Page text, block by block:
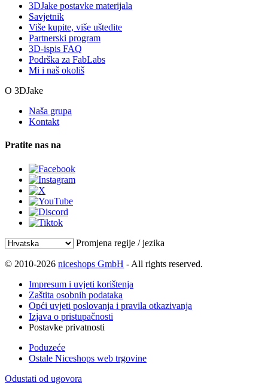
3DJake postavke materijala
Savjetnik
Više kupite, više uštedite
Partnerski program
3D-ispis FAQ
Podrška za FabLabs
Mi i naš okoliš
O 3DJake
Naša grupa
Kontakt
Pratite nas na
Promjena regije / jezika
© 2010-2026 niceshops GmbH - All rights reserved.
Impresum i uvjeti korištenja
Zaštita osobnih podataka
Opći uvjeti poslovanja i pravila otkazivanja
Izjava o pristupačnosti
Postavke privatnosti
Poduzeće
Ostale Niceshops web trgovine
Odustati od ugovora